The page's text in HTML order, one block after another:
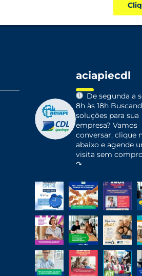
aciapiecdl
De segunda a
8h às 18h
soluções para sua
empresa? Vamos
conversar, clique
abaixo e agende
visita sem
↷